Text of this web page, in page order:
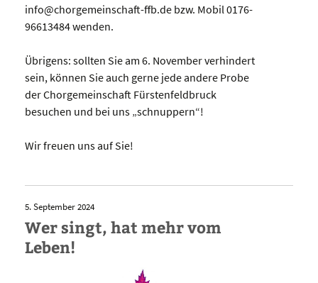
info@chorgemeinschaft-ffb.de bzw. Mobil 0176-
96613484 wenden.
Übrigens: sollten Sie am 6. November verhindert
sein, können Sie auch gerne jede andere Probe
der Chorgemeinschaft Fürstenfeldbruck
besuchen und bei uns „schnuppern“!
Wir freuen uns auf Sie!
5. September 2024
Wer singt, hat mehr vom
Leben!